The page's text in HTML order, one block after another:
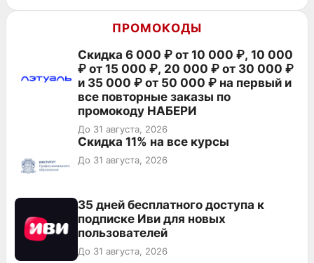
ПРОМОКОДЫ
Скидка 6 000 ₽ от 10 000 ₽, 10 000
₽ от 15 000 ₽, 20 000 ₽ от 30 000 ₽
и 35 000 ₽ от 50 000 ₽ на первый и
все повторные заказы по
промокоду НАБЕРИ
До 31 августа, 2026
Скидка 11% на все курсы
До 31 августа, 2026
35 дней бесплатного доступа к
подписке Иви для новых
пользователей
До 31 августа, 2026